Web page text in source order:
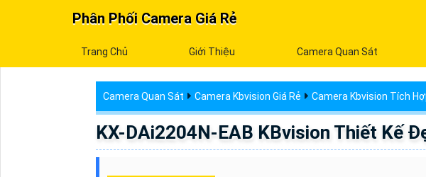
Phân Phối Camera Giá Rẻ
Trang Chủ Giới Thiệu Camera Quan Sát
Camera Quan Sát Camera Kbvision Giá Rẻ Camera Kbvision Tích
KX-DAi2204N-EAB KBvision Thiết Kế